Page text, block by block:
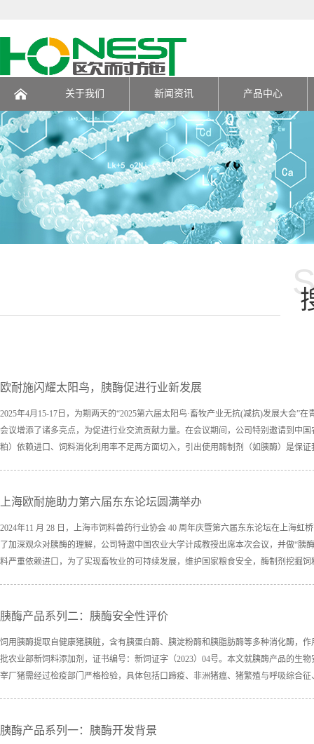
页
关于我们 新闻资讯 产品中心
欧耐施闪耀太阳鸟，胰酶促进行业新发展
2025年4月15-17日，为期两天的“2025第六届太阳鸟·畜牧产业无抗(减抗)发展大会”
会议增添了诸多亮点，为促进行业交流贡献力量。在会议期间，公司特别邀请到中
粕）依赖进口、饲料消化利用率不足两方面切入，引出使用酶制剂（如胰酶）是保
上海欧耐施助力第六届东东论坛圆满举办
2024年11 月 28 日，上海市饲料兽药行业协会 40 周年庆暨第六届东东论坛在上海
了加深观众对胰酶的理解，公司特邀中国农业大学计成教授出席本次会议，并做“
料严重依赖进口，为了实现畜牧业的可持续发展，维护国家粮食安全，酶制剂挖掘
胰酶产品系列二：胰酶安全性评价
饲用胰酶提取自健康猪胰脏，含有胰蛋白酶、胰淀粉酶和胰脂肪酶等多种消化酶，
批农业部新饲料添加剂，证书编号：新饲证字（2023）04号。本文就胰酶产品的生
宰厂猪需经过检疫部门严格检验，具体包括口蹄疫、非洲猪瘟、猪繁殖与呼吸综合
胰酶产品系列一：胰酶开发背景